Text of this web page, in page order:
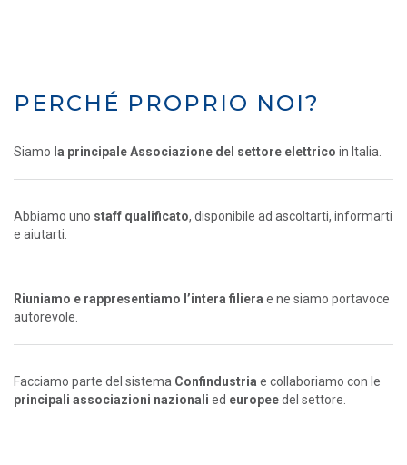
PERCHÉ PROPRIO NOI?
Siamo la principale Associazione del settore elettrico in Italia.
Abbiamo uno staff qualificato, disponibile ad ascoltarti, informarti
e aiutarti.
Riuniamo e rappresentiamo l’intera filiera e ne siamo portavoce
autorevole.
Facciamo parte del sistema Confindustria e collaboriamo con le
principali associazioni nazionali ed europeedel settore.